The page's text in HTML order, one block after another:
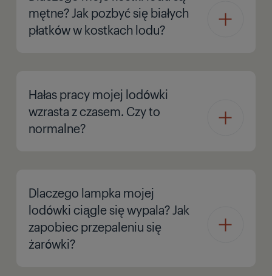
mętne? Jak pozbyć się białych
płatków w kostkach lodu?
Hałas pracy mojej lodówki
wzrasta z czasem. Czy to
normalne?
Dlaczego lampka mojej
lodówki ciągle się wypala? Jak
zapobiec przepaleniu się
żarówki?